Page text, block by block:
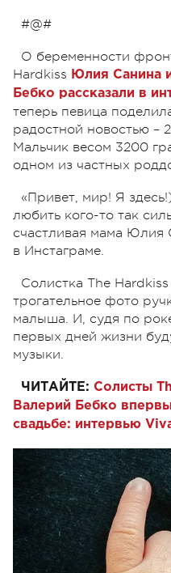
#@#
О беременности
Hardkiss Юлия Санина
Бебко рассказали в
теперь певица
радостной новостью –
Мальчик весом 3200
одном из частных
«Привет, мир! Я
любить кого-то так
счастливая мама Юлия
в Инстаграме.
Солистка The
трогательное фото
малыша. И, судя по
первых дней жизни
музыки.
ЧИТАЙТЕ: Солисты
Валерий Бебко
свадьбе: интервью